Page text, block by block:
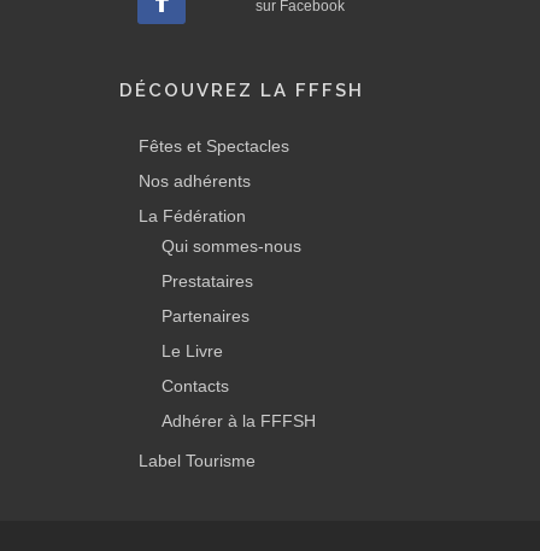
sur Facebook
DÉCOUVREZ LA FFFSH
Fêtes et Spectacles
Nos adhérents
La Fédération
Qui sommes-nous
Prestataires
Partenaires
Le Livre
Contacts
Adhérer à la FFFSH
Label Tourisme